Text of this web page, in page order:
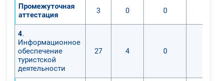
обработки заказов клиентов,
продвижении и реализации
туристского продукта;
туристских маршрутов; в
Промежуточная
аттестация
3 0 0
4.
Информационное
обеспечение
туристской
деятельности
27 4 0